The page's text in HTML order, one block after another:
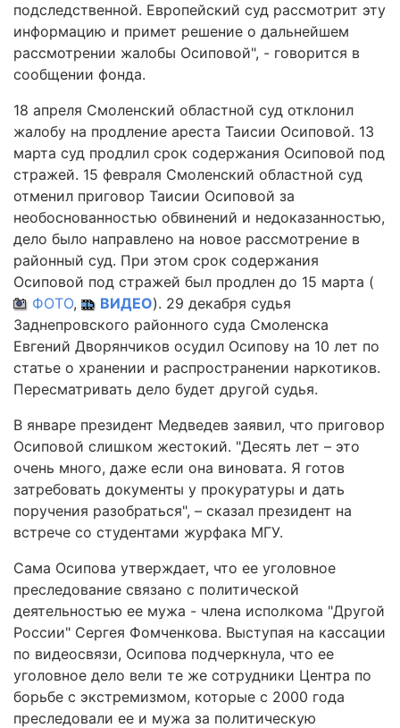
подследственной. Европейский суд рассмотрит эту
информацию и примет решение о дальнейшем
рассмотрении жалобы Осиповой", - говорится в
сообщении фонда.
18 апреля Смоленский областной суд отклонил
жалобу на продление ареста Таисии Осиповой. 13
марта суд продлил срок содержания Осиповой под
стражей. 15 февраля Смоленский областной суд
отменил приговор Таисии Осиповой за
необоснованностью обвинений и недоказанностью,
дело было направлено на новое рассмотрение в
районный суд. При этом срок содержания
Осиповой под стражей был продлен до 15 марта (
ФОТО, ВИДЕО). 29 декабря судья
Заднепровского районного суда Смоленска
Евгений Дворянчиков осудил Осипову на 10 лет по
статье о хранении и распространении наркотиков.
Пересматривать дело будет другой судья.
В январе президент Медведев заявил, что приговор
Осиповой слишком жестокий. "Десять лет – это
очень много, даже если она виновата. Я готов
затребовать документы у прокуратуры и дать
поручения разобраться", – сказал президент на
встрече со студентами журфака МГУ.
Сама Осипова утверждает, что ее уголовное
преследование связано с политической
деятельностью ее мужа - члена исполкома "Другой
России" Сергея Фомченкова. Выступая на кассации
по видеосвязи, Осипова подчеркнула, что ее
уголовное дело вели те же сотрудники Центра по
борьбе с экстремизмом, которые с 2000 года
преследовали ее и мужа за политическую